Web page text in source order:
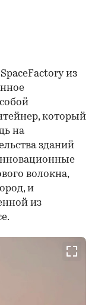
из
который
на
зданий
волокна,
и
из